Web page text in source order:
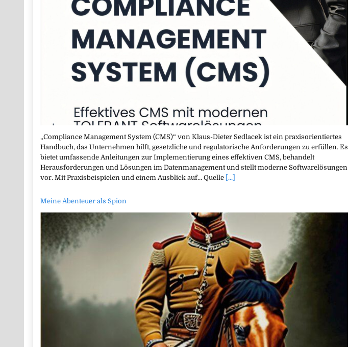
„Compliance Management System (CMS)“ von Klaus-Dieter Sedlacek ist ein praxisorientiertes
Handbuch, das Unternehmen hilft, gesetzliche und regulatorische Anforderungen zu erfüllen. Es
bietet umfassende Anleitungen zur Implementierung eines effektiven CMS, behandelt
Herausforderungen und Lösungen im Datenmanagement und stellt moderne Softwarelösungen
vor. Mit Praxisbeispielen und einem Ausblick auf… Quelle [...]
Meine Abenteuer als Spion